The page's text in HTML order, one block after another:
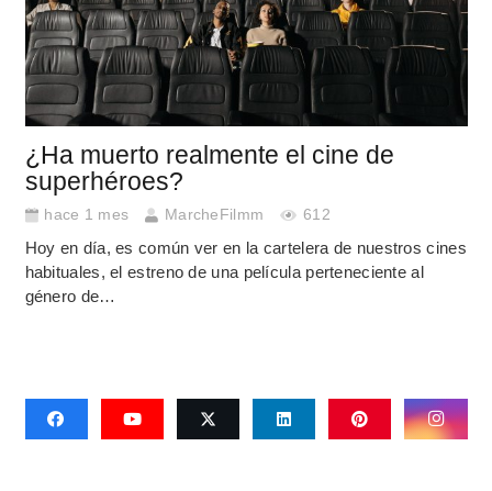
¿Ha muerto realmente el cine de
superhéroes?
hace 1 mes MarcheFilmm 612
Hoy en día, es común ver en la cartelera de nuestros cines
habituales, el estreno de una película perteneciente al
género de…